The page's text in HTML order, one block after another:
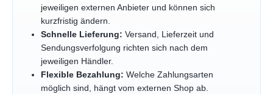
jeweiligen externen Anbieter und können sich
kurzfristig ändern.
Schnelle Lieferung: Versand, Lieferzeit und
Sendungsverfolgung richten sich nach dem
jeweiligen Händler.
Flexible Bezahlung: Welche Zahlungsarten
möglich sind, hängt vom externen Shop ab.